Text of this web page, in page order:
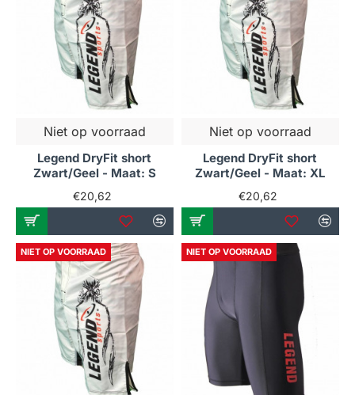
Niet op voorraad
Legend DryFit short
Zwart/Geel - Maat: S
€20,62
Niet op voorraad
Legend DryFit short
Zwart/Geel - Maat: XL
€20,62
NIET OP VOORRAAD NIET OP VOORRAAD